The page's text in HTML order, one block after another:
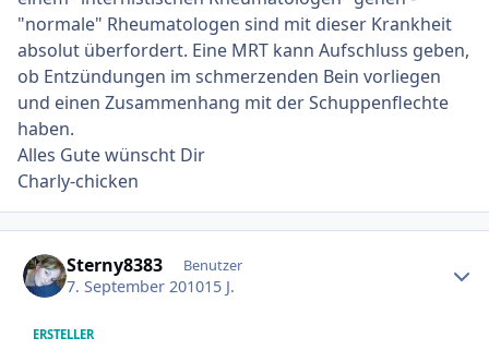
"normale" Rheumatologen sind mit dieser Krankheit
absolut überfordert. Eine MRT kann Aufschluss geben,
ob Entzündungen im schmerzenden Bein vorliegen
und einen Zusammenhang mit der Schuppenflechte
haben.
Alles Gute wünscht Dir
Charly-chicken
Sterny8383 Benutzer
7. September 201015 J.
ERSTELLER